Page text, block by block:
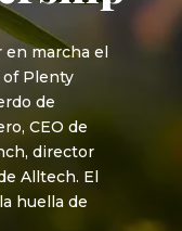
en marcha el
Plenty
de
CEO de
director
Alltech. El
huella de